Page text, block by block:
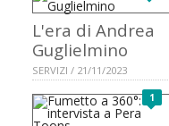
L'era di Andrea
Guglielmino
SERVIZI / 21/11/2023
1